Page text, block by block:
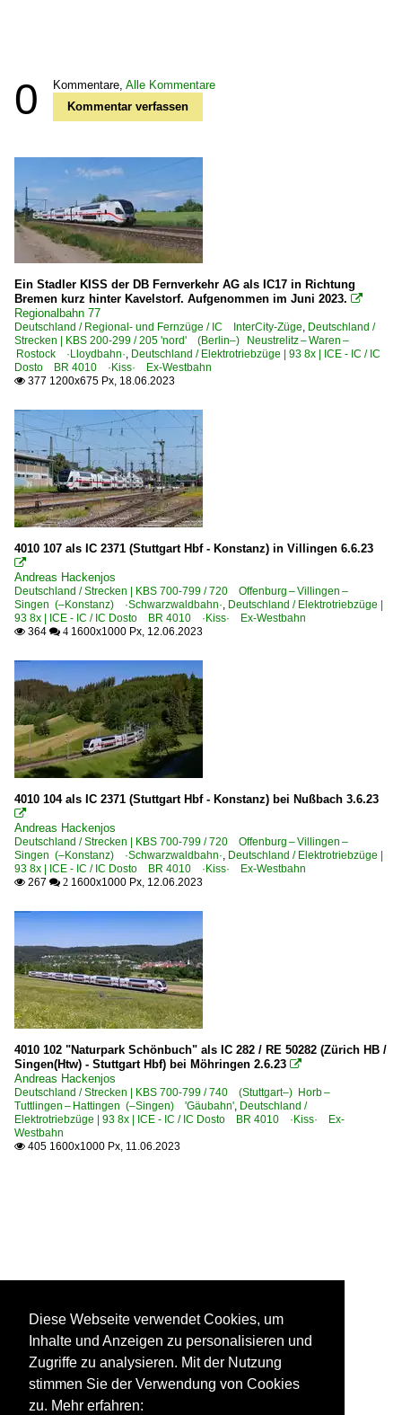
0 Kommentare, Alle Kommentare
Kommentar verfassen
Ein Stadler KISS der DB Fernverkehr AG als IC17 in Richtung
Bremen kurz hinter Kavelstorf. Aufgenommen im Juni 2023. 
Regionalbahn 77
Deutschland / Regional- und Fernzüge / IC InterCity-Züge, Deutschland /
Strecken | KBS 200-299 / 205 'nord' (Berlin–) Neustrelitz – Waren –
Rostock ·Lloydbahn·, Deutschland / Elektrotriebzüge | 93 8x | ICE - IC / IC
Dosto BR 4010 ·Kiss· Ex-Westbahn
 377 1200x675 Px, 18.06.2023
4010 107 als IC 2371 (Stuttgart Hbf - Konstanz) in Villingen 6.6.23

Andreas Hackenjos
Deutschland / Strecken | KBS 700-799 / 720 Offenburg – Villingen –
Singen (–Konstanz) ·Schwarzwaldbahn·, Deutschland / Elektrotriebzüge |
93 8x | ICE - IC / IC Dosto BR 4010 ·Kiss· Ex-Westbahn
 364  4 1600x1000 Px, 12.06.2023
4010 104 als IC 2371 (Stuttgart Hbf - Konstanz) bei Nußbach 3.6.23

Andreas Hackenjos
Deutschland / Strecken | KBS 700-799 / 720 Offenburg – Villingen –
Singen (–Konstanz) ·Schwarzwaldbahn·, Deutschland / Elektrotriebzüge |
93 8x | ICE - IC / IC Dosto BR 4010 ·Kiss· Ex-Westbahn
 267  2 1600x1000 Px, 12.06.2023
4010 102 "Naturpark Schönbuch" als IC 282 / RE 50282 (Zürich HB /
Singen(Htw) - Stuttgart Hbf) bei Möhringen 2.6.23 
Andreas Hackenjos
Deutschland / Strecken | KBS 700-799 / 740 (Stuttgart–) Horb –
Tuttlingen – Hattingen (–Singen) 'Gäubahn', Deutschland /
Elektrotriebzüge | 93 8x | ICE - IC / IC Dosto BR 4010 ·Kiss· Ex-
Westbahn
 405 1600x1000 Px, 11.06.2023
Diese Webseite verwendet Cookies, um
Inhalte und Anzeigen zu personalisieren und
Zugriffe zu analysieren. Mit der Nutzung
stimmen Sie der Verwendung von Cookies
zu. Mehr erfahren: